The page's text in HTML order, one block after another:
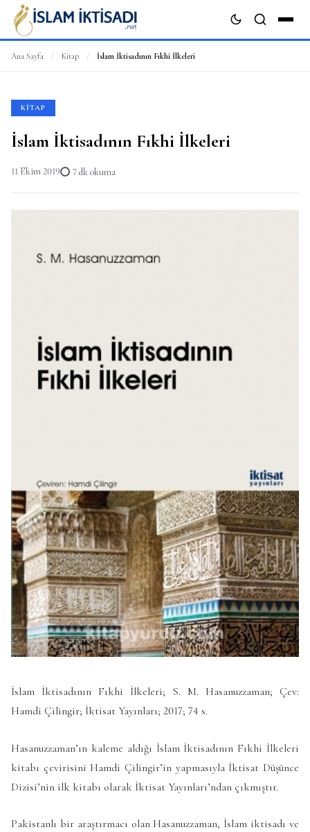
Ana Sayfa / Kitap / İslam İktisadının Fıkhi İlkeleri
KITAP
İslam İktisadının Fıkhi İlkeleri
11 Ekim 2019 7 dk okuma
İslam İktisadının Fıkhi İlkeleri; S. M. Hasanuzzaman; Çev:
Hamdi Çilingir; İktisat Yayınları; 2017; 74 s.
Hasanuzzaman’ın kaleme aldığı İslam İktisadının Fıkhi İlkeleri
kitabı çevirisini Hamdi Çilingir’in yapmasıyla İktisat Düşünce
Dizisi’nin ilk kitabı olarak İktisat Yayınları’ndan çıkmıştır.
Pakistanlı bir araştırmacı olan Hasanuzzaman, İslam iktisadı ve